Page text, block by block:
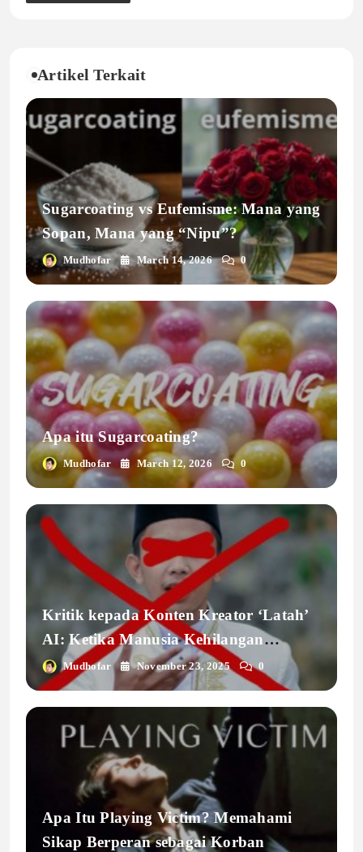
Artikel Terkait
Sugarcoating vs Eufemisme: Mana yang
Sopan, Mana yang “Nipu”?
Mudhofar March 14, 2026 0
Apa itu Sugarcoating?
Mudhofar March 12, 2026 0
Kritik kepada Konten Kreator ‘Latah’
AI: Ketika Manusia Kehilangan
Kemanusiaannya
Mudhofar November 23, 2025 0
Apa Itu Playing Victim? Memahami
Sikap Berperan sebagai Korban